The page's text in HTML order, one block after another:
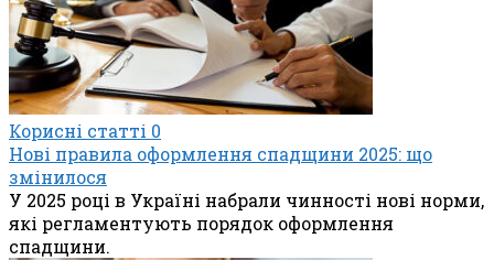
Корисні статті 0
Нові правила оформлення спадщини 2025: що
змінилося
У 2025 році в Україні набрали чинності нові норми,
які регламентують порядок оформлення
спадщини.